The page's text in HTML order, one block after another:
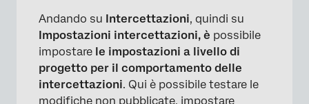
Realizzazione di processi di approvazione per
le intercettazioni e gli editor di intercette
E-mail di notifica
Supporto per applicazioni a pagina singola
Andando su Intercettazioni, quindi su
Impostazioni intercettazioni, è possibile
impostare le impostazioni a livello di
progetto per il comportamento delle
intercettazioni. Qui è possibile testare le
modifiche non pubblicate, impostare